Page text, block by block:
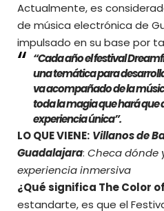
Actualmente, es
de música electrónica de
impulsado en su base por
“Cada año el festival
una temática para
va acompañado de la
toda la magia que hará que
experiencia única”.
LO QUE VIENE: Villanos de
Guadalajara: Checa dónde
experiencia inmersiva
¿Qué significa The Color
estandarte, es que el